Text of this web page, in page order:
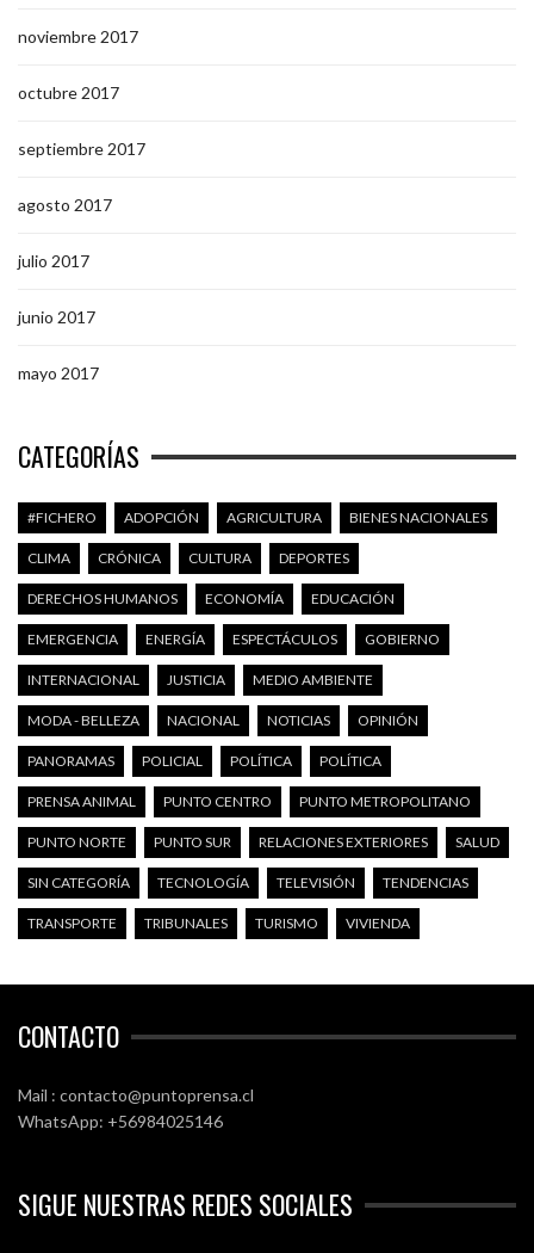
noviembre 2017
octubre 2017
septiembre 2017
agosto 2017
julio 2017
junio 2017
mayo 2017
CATEGORÍAS
#FICHERO ADOPCIÓN AGRICULTURA BIENES NACIONALES
CLIMA CRÓNICA CULTURA DEPORTES
DERECHOS HUMANOS ECONOMÍA EDUCACIÓN
EMERGENCIA ENERGÍA ESPECTÁCULOS GOBIERNO
INTERNACIONAL JUSTICIA MEDIO AMBIENTE
MODA - BELLEZA NACIONAL NOTICIAS OPINIÓN
PANORAMAS POLICIAL POLÍTICA POLÍTICA
PRENSA ANIMAL PUNTO CENTRO PUNTO METROPOLITANO
PUNTO NORTE PUNTO SUR RELACIONES EXTERIORES SALUD
SIN CATEGORÍA TECNOLOGÍA TELEVISIÓN TENDENCIAS
TRANSPORTE TRIBUNALES TURISMO VIVIENDA
CONTACTO
Mail : contacto@puntoprensa.cl
WhatsApp: +56984025146
SIGUE NUESTRAS REDES SOCIALES